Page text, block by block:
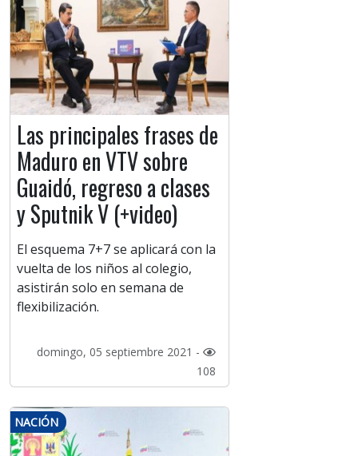
Las principales frases de
Maduro en VTV sobre
Guaidó, regreso a clases
y Sputnik V (+video)
El esquema 7+7 se aplicará con la
vuelta de los niños al colegio,
asistirán solo en semana de
flexibilización.
domingo, 05 septiembre 2021 -
108
NACIÓN